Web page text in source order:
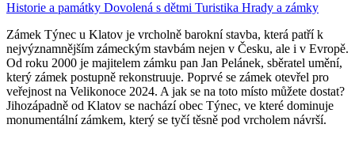
Historie a památky Dovolená s dětmi Turistika Hrady a zámky
Zámek Týnec u Klatov je vrcholně barokní stavba, která patří k
nejvýznamnějším zámeckým stavbám nejen v Česku, ale i v Evropě.
Od roku 2000 je majitelem zámku pan Jan Pelánek, sběratel umění,
který zámek postupně rekonstruuje. Poprvé se zámek otevřel pro
veřejnost na Velikonoce 2024. A jak se na toto místo můžete dostat?
Jihozápadně od Klatov se nachází obec Týnec, ve které dominuje
monumentální zámkem, který se tyčí těsně pod vrcholem návrší.